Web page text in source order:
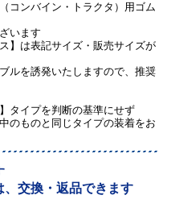
コンバイン・トラクタ）用ゴム
います
】は表記サイズ・販売サイズが
ルを誘発いたしますので、推奨
タイプを判断の基準にせず
のものと同じタイプの装着をお
、交換・返品できます